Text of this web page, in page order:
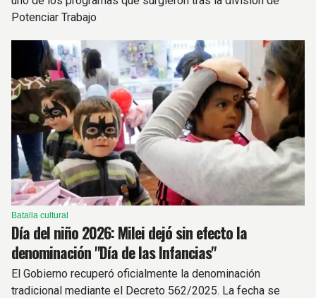
Potenciar Trabajo
Batalla cultural
Día del niño 2026: Milei dejó sin efecto la
denominación "Día de las Infancias"
El Gobierno recuperó oficialmente la denominación
tradicional mediante el Decreto 562/2025. La fecha se